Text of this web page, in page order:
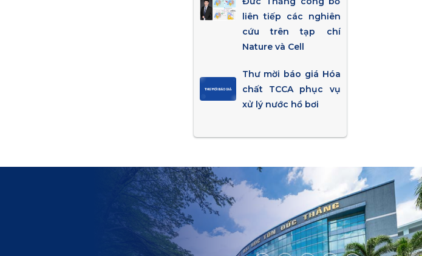
liên tiếp các nghiên
cứu trên tạp chí
Nature và Cell
Thư mời báo giá Hóa
chất TCCA phục vụ
xử lý nước hồ bơi